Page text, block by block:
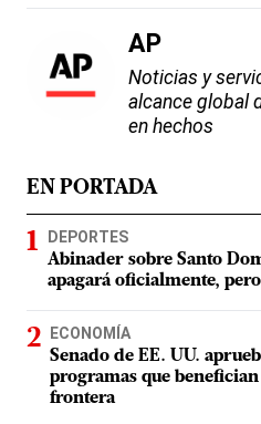
AP
Noticias y
alcance global
en hechos
EN PORTADA
DEPORTES
Abinader sobre Santo
apagará oficialmente,
ECONOMÍA
Senado de EE. UU.
programas que
frontera